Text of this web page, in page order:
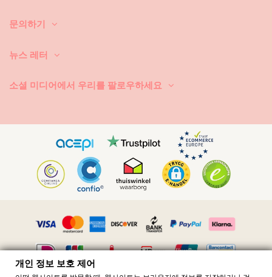
섬유가 한결 부드러워지고 모래가 물 아래로 떨어집니다.
2. 비치웨어를 오랜 시간 축축한 상태에서 둘둘 말아놓지 마세요. 왜 그럴
4. 꼬리표에 붙은 세탁 설명에 따르세요. 섬유에 따라서 건조 방법이 다릅
니다. 사용하는 온도도 다르고, 손세탁/세탁기 옵션도 다릅니다.
5. 탈색이 되므로 직사 일광에서 건조시키면 절대로 안 됩니다.
6. 다림질 방법은 꼬리표의 설명을 참조하세요.
리표를 읽으시기 바랍니다. 모든 제품은 모두 다릅니다!
문의하기
뉴스 레터
소셜 미디어에서 우리를 팔로우하세요
개인 정보 보호 제어